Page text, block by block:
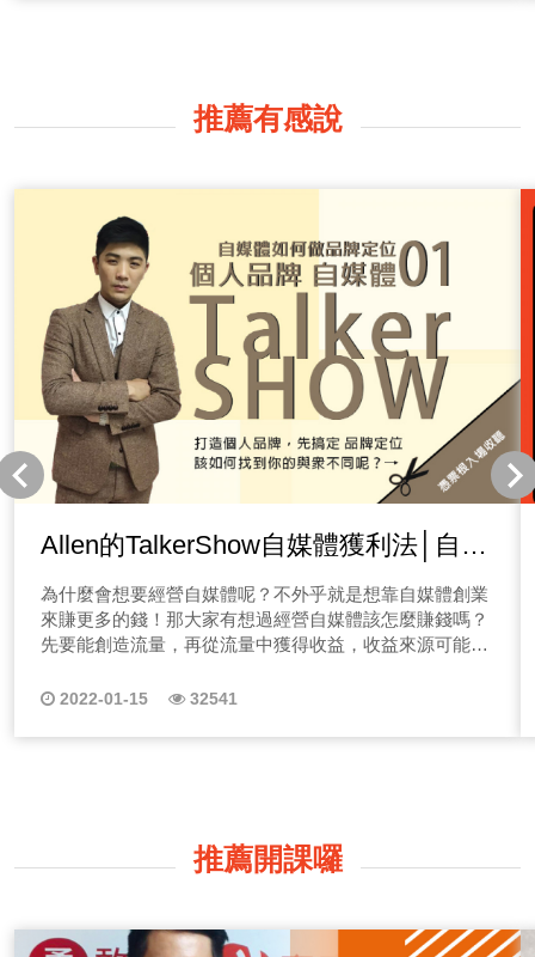
推薦有感說
Allen的TalkerShow自媒體獲利法│自媒
體如何做品牌定位
為什麼會想要經營自媒體呢？不外乎就是想靠自媒體創業
來賺更多的錢！那大家有想過經營自媒體該怎麼賺錢嗎？
先要能創造流量，再從流量中獲得收益，收益來源可能是
還沒賺到錢？不少人開了節目、寫了部落格，有了一點流
台晾在一邊，只能當作自己曾經試過，但不是這行的料...
嗎？或是你正在經營自媒體卻沒有頭緒，歡迎來到Allen教
代來臨，人人都在做！那你的品牌還有機會嗎？本系列節
2022-01-15 32541
推薦開課囉